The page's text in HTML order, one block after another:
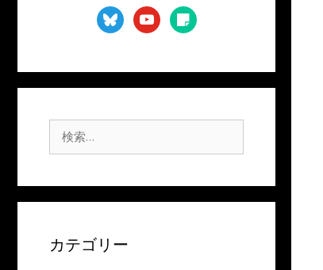
blueskyyoutubesticky-
note
索:
カテゴリー